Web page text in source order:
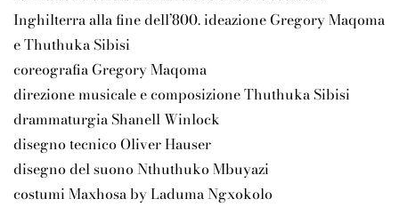
Inghilterra alla fine dell’800. ideazione Gregory Maqoma
e Thuthuka Sibisi
coreografia Gregory Maqoma
direzione musicale e composizione Thuthuka Sibisi
drammaturgia Shanell Winlock
disegno tecnico Oliver Hauser
disegno del suono Nthuthuko Mbuyazi
costumi Maxhosa by Laduma Ngxokolo